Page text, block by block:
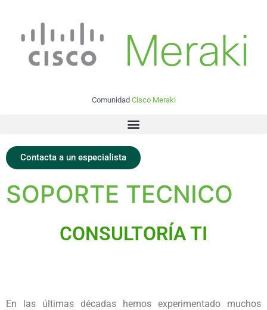
Comunidad Cisco Meraki
Contacta a un especialista
SOPORTE TECNICO
CONSULTORÍA TI
En las últimas décadas hemos experimentado muchos